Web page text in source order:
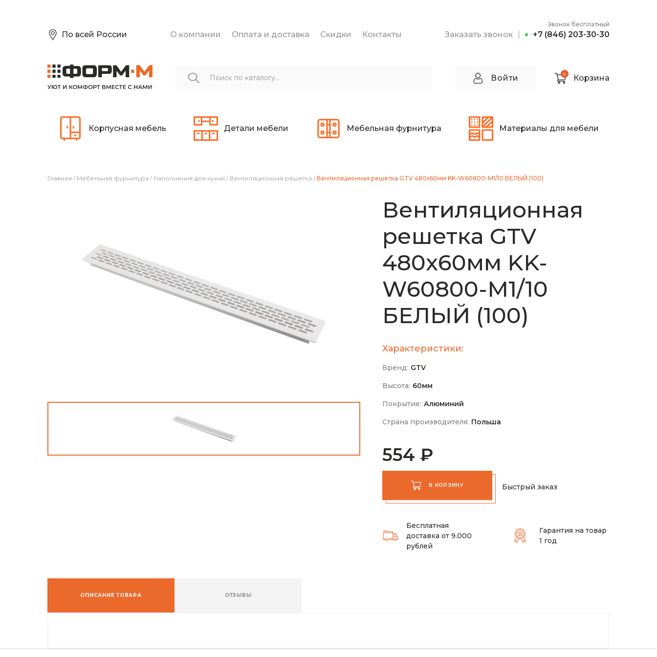
По всей России О компании Оплата и доставка Скидки Контакты Заказать звонок
Звонок бесплатный
+7 (846) 203-30-30
Войти 0 Корзина
Корпусная мебель Детали мебели Мебельная фурнитура Материалы для мебели
Главная / Мебельная фурнитура / Наполнение для кухни / Вентиляционная решетка / Вентиляционная решетка GTV 480х60мм KK-W60800-M1/10 БЕЛЫЙ (100)
Вентиляционная
решетка GTV
480х60мм KK-
W60800-M1/10
БЕЛЫЙ (100)
Характеристики:
Бренд: GTV
Высота: 60мм
Покрытие: Алюминий
Страна производителя: Польша
554 ₽
В КОРЗИНУ Быстрый заказ
Бесплатная
доставка от 9.000
рублей
Гарантия на товар
1 год
ОПИСАНИЕ ТОВАРА ОТЗЫВЫ